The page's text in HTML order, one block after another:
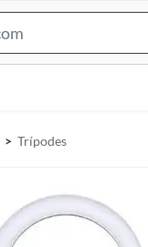
e
a
r
Trípodes